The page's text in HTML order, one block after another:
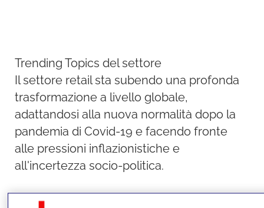
Trending Topics del settore
Il settore retail sta subendo una profonda
trasformazione a livello globale,
adattandosi alla nuova normalità dopo la
pandemia di Covid-19 e facendo fronte
alle pressioni inflazionistiche e
all'incertezza socio-politica.
La transizione digitale è sicuramente uno